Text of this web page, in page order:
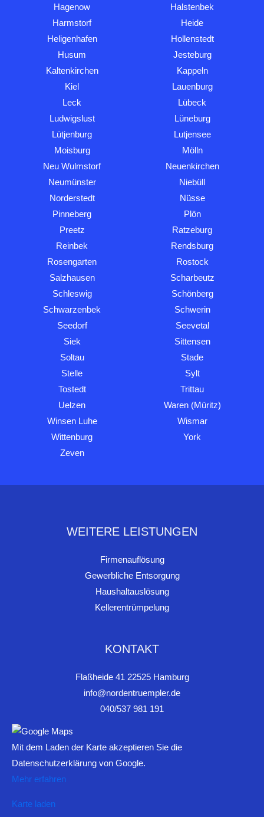
Hagenow
Halstenbek
Harmstorf
Heide
Heligenhafen
Hollenstedt
Husum
Jesteburg
Kaltenkirchen
Kappeln
Kiel
Lauenburg
Leck
Lübeck
Ludwigslust
Lüneburg
Lütjenburg
Lutjensee
Moisburg
Mölln
Neu Wulmstorf
Neuenkirchen
Neumünster
Niebüll
Norderstedt
Nüsse
Pinneberg
Plön
Preetz
Ratzeburg
Reinbek
Rendsburg
Rosengarten
Rostock
Salzhausen
Scharbeutz
Schleswig
Schönberg
Schwarzenbek
Schwerin
Seedorf
Seevetal
Siek
Sittensen
Soltau
Stade
Stelle
Sylt
Tostedt
Trittau
Uelzen
Waren (Müritz)
Winsen Luhe
Wismar
Wittenburg
York
Zeven
WEITERE LEISTUNGEN
Firmenauflösung
Gewerbliche Entsorgung
Haushaltauslösung
Kellerentrümpelung
KONTAKT
Flaßheide 41 22525 Hamburg
info@nordentruempler.de
040/537 981 191
Mit dem Laden der Karte akzeptieren Sie die
Datenschutzerklärung von Google.
Mehr erfahren
Karte laden